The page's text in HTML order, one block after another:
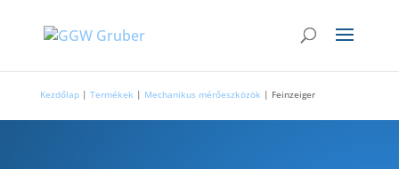
Kezdőlap| Termékek | Mechanikus mérőeszközök | Feinzeiger